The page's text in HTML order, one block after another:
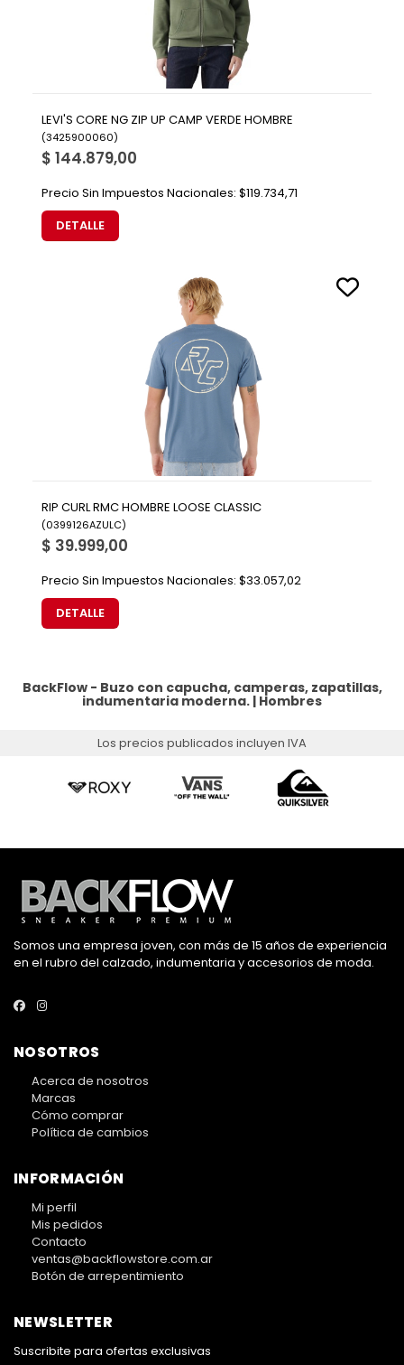
LEVI'S CORE NG ZIP UP CAMP VERDE HOMBRE
(3425900060)
$ 144.879,00
Precio Sin Impuestos Nacionales: $119.734,71
DETALLE
RIP CURL RMC HOMBRE LOOSE CLASSIC
(0399126AZULC)
$ 39.999,00
Precio Sin Impuestos Nacionales: $33.057,02
DETALLE
BackFlow - Buzo con capucha, camperas, zapatillas,
indumentaria moderna. | Hombres
Los precios publicados incluyen IVA
Somos una empresa joven, con más de 15 años de experiencia
en el rubro del calzado, indumentaria y accesorios de moda.
NOSOTROS
Acerca de nosotros
Marcas
Cómo comprar
Política de cambios
INFORMACIÓN
Mi perfil
Mis pedidos
Contacto
ventas@backflowstore.com.ar
Botón de arrepentimiento
NEWSLETTER
Suscribite para ofertas exclusivas